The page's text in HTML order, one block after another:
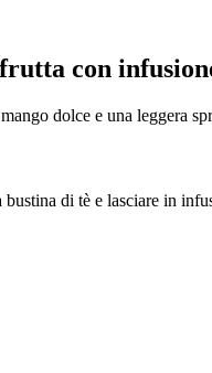
con
dolce e una leggera
di tè e lasciare in